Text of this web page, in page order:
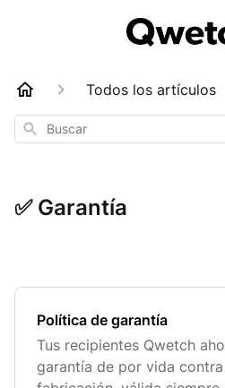
Todos los artículos
Buscar
✅ Garantía
Política de garantía
Tus recipientes Qwetch
garantía de por vida